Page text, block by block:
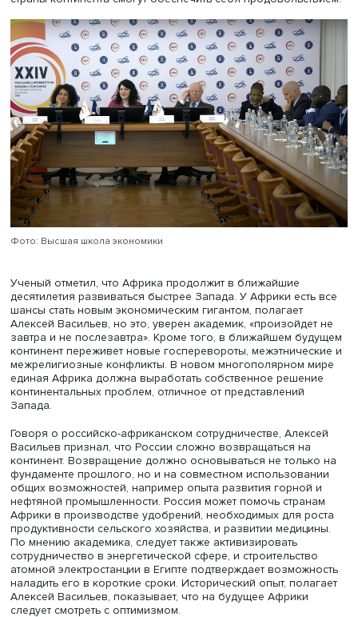
Южноафриканский политик подчеркнула: страны
их граждане надеются на Россию и Китай, их помощь в
будущем в развитии технологий, экономики и
сферы.
Почетный президент Института Африки РАН Алексей
подчеркнул, что взаимодействие с Африкой требует
понимания глубоких перспектив развития
условиях, когда численность населения многих стран
а также Японии и Южной Кореи снижается,
источником дополнительной рабочей силы будет
каждый четвертый житель Земли вскоре будет
Академик уверен, что при надлежащих инвестициях в
сельское хозяйство и производство минеральных
страны континента смогут обеспечить себя
Фото: Высшая школа экономики
Ученый отметил, что Африка продолжит в ближайшие
десятилетия развиваться быстрее Запада. У Африки
шансы стать новым экономическим гигантом, полагает
Алексей Васильев, но это, уверен академик,